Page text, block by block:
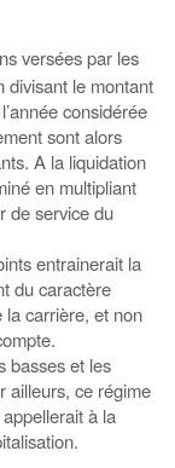
versées par les
divisant le montant
considérée
sont alors
A la liquidation
en multipliant
de service du
entrainerait la
du caractère
la carrière, et non
basses et les
ailleurs, ce régime
à la